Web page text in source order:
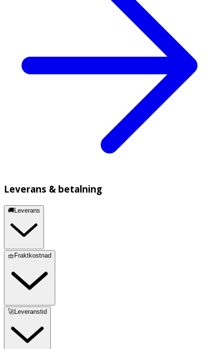
Leverans & betalning
🚚Leverans
🧺Fraktkostnad
🚀Leveranstid